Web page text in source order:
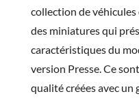
collection de
des miniatures qui
caractéristiques du
version Presse. Ce
qualité créées avec un